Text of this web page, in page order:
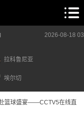
2026-08-18
拉科鲁尼亚
埃尔切
篮球盛宴——CCTV5在线直